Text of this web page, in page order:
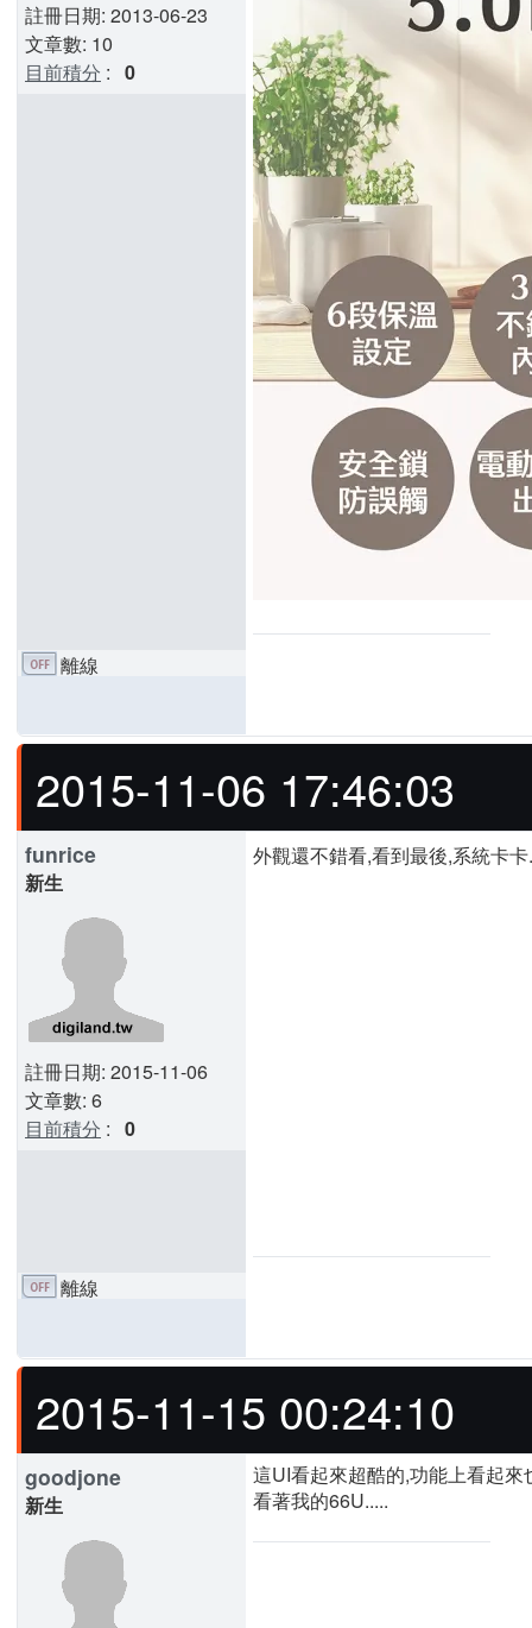
註冊日期: 2013-06-23
文章數: 10
目前積分 : 0
離線
2015-11-06 17:46:03
funrice
新生
註冊日期: 2015-11-06
文章數: 6
目前積分 : 0
外觀還不錯看,看到最後,系統卡
離線
2015-11-15 00:24:10
goodjone
新生
這UI看起來超酷的,功能上看起來
看著我的66U.....